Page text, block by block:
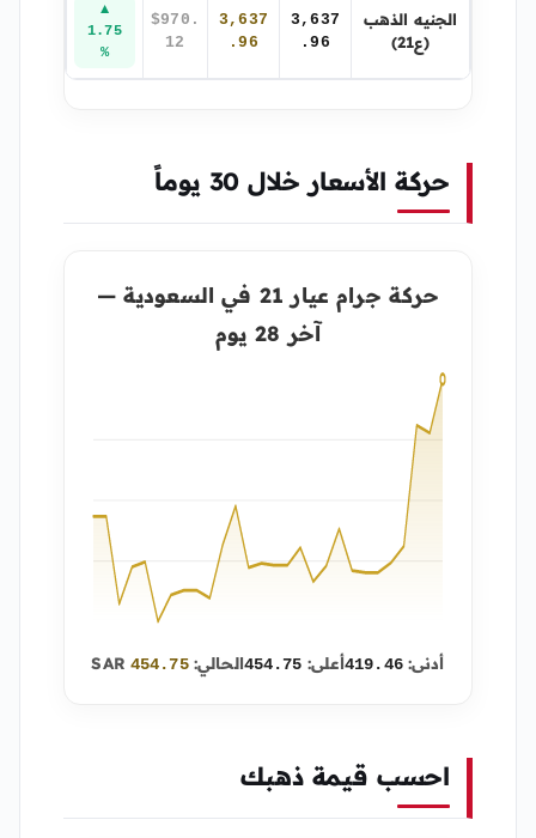
الجنيه الذهب
(ع21)
3,637
.96
3,637
.96
$970.
12
▲
1.75
%
حركة الأسعار خلال 30 يوماً
حركة جرام عيار 21 في السعودية —
آخر 28 يوم
أدنى:419.46أعلى: 454.75الحالي:454.75
SAR
احسب قيمة ذهبك